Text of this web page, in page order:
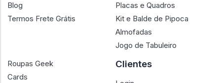
Blog
Termos Frete Grátis
Placas e Quadros
Kit e Balde de Pipoca
Almofadas
Jogo de Tabuleiro
Roupas Geek
Cards
Clientes